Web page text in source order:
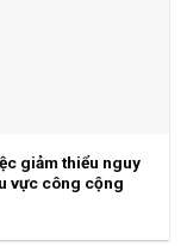
giảm thiểu nguy
vực công cộng